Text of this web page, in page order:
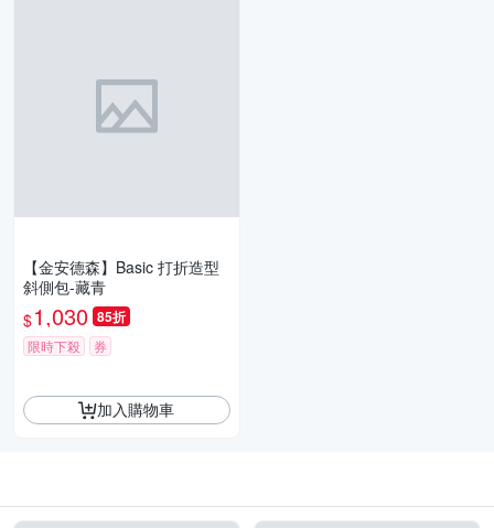
【金安德森】Basic 打折造型
斜側包-藏青
$1,030 85折
限時下殺 券
加入購物車